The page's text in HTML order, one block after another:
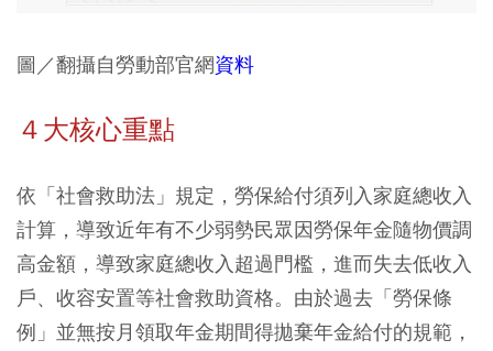
圖／翻攝自勞動部官網資料
４大核心重點
依「社會救助法」規定，勞保給付須列入家庭總收入
計算，導致近年有不少弱勢民眾因勞保年金隨物價調
高金額，導致家庭總收入超過門檻，進而失去低收入
戶、收容安置等社會救助資格。由於過去「勞保條
例」並無按月領取年金期間得拋棄年金給付的規範，